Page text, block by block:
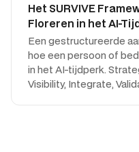
Het SURVIVE
Floreren in het AI-
Een gestructureerde
hoe een persoon of
in het AI-tijdperk.
Visibility, Integrate,